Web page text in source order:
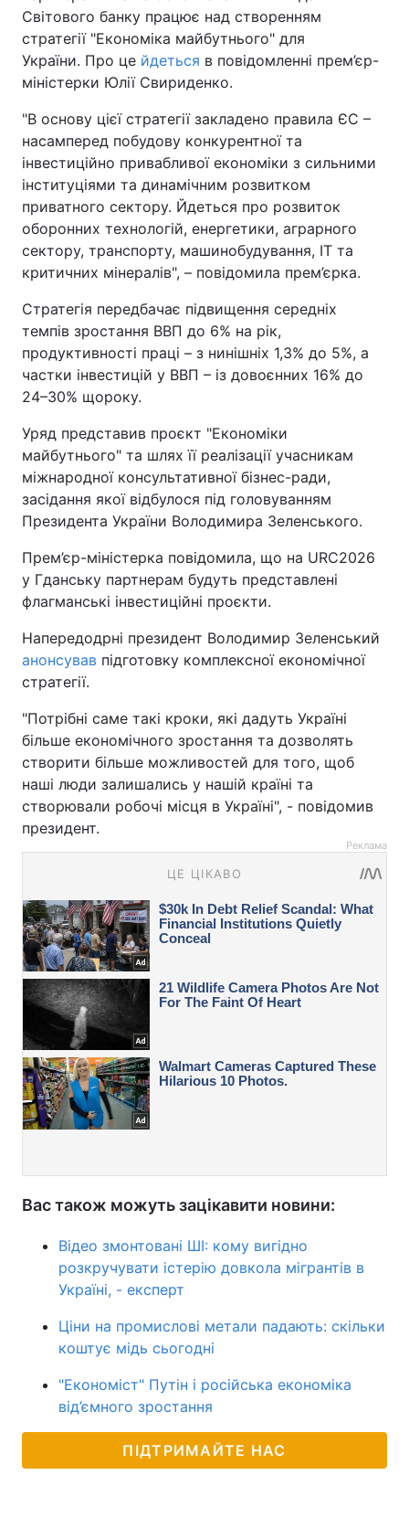
Світового банку працює над створенням
стратегії "Економіка майбутнього" для
України. Про це йдеться в повідомленні прем’єр-
міністерки Юлії Свириденко.
"В основу цієї стратегії закладено правила ЄС –
насамперед побудову конкурентної та
інвестиційно привабливої економіки з сильними
інституціями та динамічним розвитком
приватного сектору. Йдеться про розвиток
оборонних технологій, енергетики, аграрного
сектору, транспорту, машинобудування, ІТ та
критичних мінералів", – повідомила прем’єрка.
Стратегія передбачає підвищення середніх
темпів зростання ВВП до 6% на рік,
продуктивності праці – з нинішніх 1,3% до 5%, а
частки інвестицій у ВВП – із довоєнних 16% до
24–30% щороку.
Уряд представив проєкт "Економіки
майбутнього" та шлях її реалізації учасникам
міжнародної консультативної бізнес-ради,
засідання якої відбулося під головуванням
Президента України Володимира Зеленського.
Прем’єр-міністерка повідомила, що на URC2026
у Гданську партнерам будуть представлені
флагманські інвестиційні проєкти.
Напередодрні президент Володимир Зеленський
анонсував підготовку комплексної економічної
стратегії.
"Потрібні саме такі кроки, які дадуть Україні
більше економічного зростання та дозволять
створити більше можливостей для того, щоб
наші люди залишались у нашій країні та
створювали робочі місця в Україні", - повідомив
президент.
Реклама
Вас також можуть зацікавити новини:
Відео змонтовані ШІ: кому вигідно
розкручувати істерію довкола мігрантів в
Україні, - експерт
Ціни на промислові метали падають: скільки
коштує мідь сьогодні
"Економіст" Путін і російська економіка
від’ємного зростання
ПІДТРИМАЙТЕ НАС